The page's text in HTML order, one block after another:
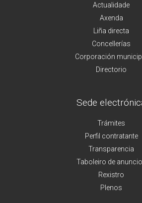
Actualidade
Axenda
Liña directa
Concellerías
Corporación
Directorio
Sede
Trámites
Perfil contratante
Transparencia
Taboleiro de
Rexistro
Plenos